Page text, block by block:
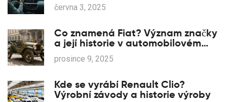
června 3, 2025
Co znamená Fiat? Význam značky
a její historie v automobilovém
průmyslu
prosince 9, 2025
Kde se vyrábí Renault Clio?
Výrobní závody a historie výroby